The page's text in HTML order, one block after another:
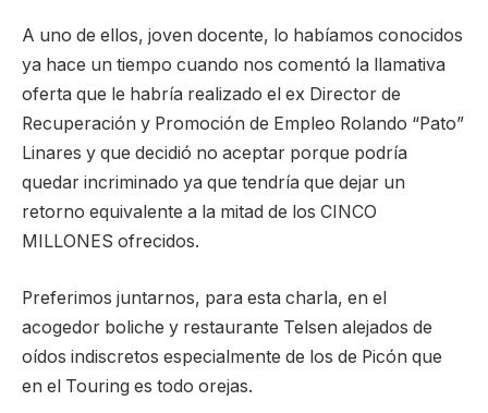
A uno de ellos, joven docente, lo habíamos conocidos
ya hace un tiempo cuando nos comentó la llamativa
oferta que le habría realizado el ex Director de
Recuperación y Promoción de Empleo Rolando “Pato”
Linares y que decidió no aceptar porque podría
quedar incriminado ya que tendría que dejar un
retorno equivalente a la mitad de los CINCO
MILLONES ofrecidos.
Preferimos juntarnos, para esta charla, en el
acogedor boliche y restaurante Telsen alejados de
oídos indiscretos especialmente de los de Picón que
en el Touring es todo orejas.